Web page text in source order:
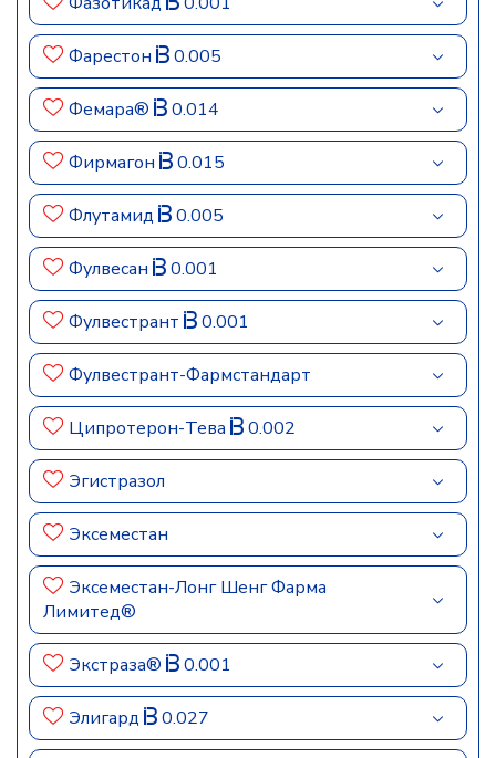
Фарестон 0.005
Фемара® 0.014
Фирмагон 0.015
Флутамид 0.005
Фулвесан 0.001
Фулвестрант 0.001
Фулвестрант-Фармстандарт
Ципротерон-Тева 0.002
Эгистразол
Эксеместан
Эксеместан-Лонг Шенг Фарма
Лимитед®
Экстраза® 0.001
Элигард 0.027